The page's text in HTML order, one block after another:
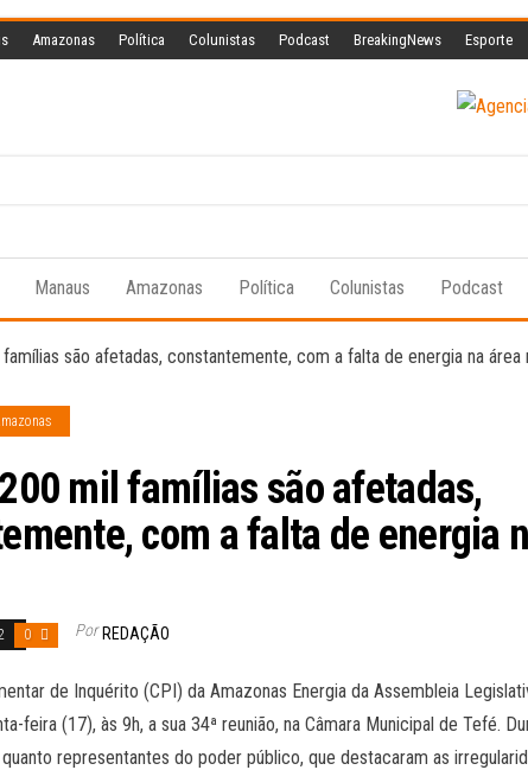
Amazonas Política Colunistas Podcast BreakingNews Esporte
Manaus Amazonas Política Colunistas Podcast
mil famílias são afetadas,
com a falta de energia
0 Por REDAÇÃO
de Inquérito (CPI) da Amazonas Energia da Assembleia
feira (17), às 9h, a sua 34ª reunião, na Câmara Municipal de Tefé.
representantes do poder público, que destacaram as